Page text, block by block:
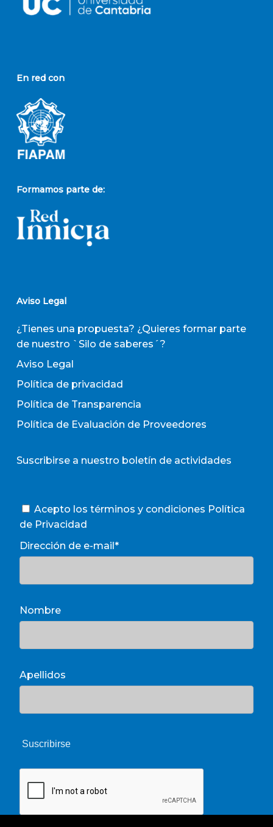
En red con
Formamos parte de:
Aviso Legal
¿Tienes una propuesta? ¿Quieres formar parte
de nuestro `Silo de saberes´?
Aviso Legal
Política de privacidad
Política de Transparencia
Política de Evaluación de Proveedores
Suscribirse a nuestro boletín de actividades
Acepto los términos y condiciones Política
de Privacidad
Dirección de e-mail*
Nombre
Apellidos